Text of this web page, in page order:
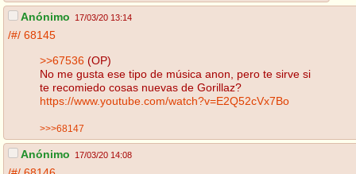
Anónimo 17/03/20 13:14
/#/ 68145
>>67536 (OP)
No me gusta ese tipo de música anon, pero te sirve si
te recomiedo cosas nuevas de Gorillaz?
https://www.youtube.com/watch?v=E2Q52cVx7Bo
>>>68147
Anónimo 17/03/20 14:08